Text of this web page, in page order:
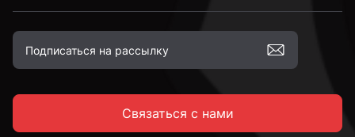
Связаться с нами